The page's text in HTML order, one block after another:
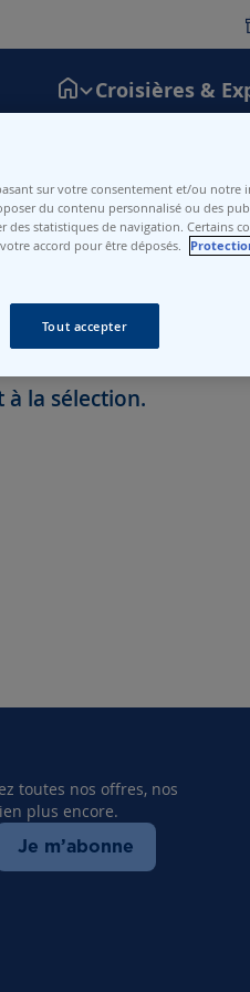
Croisières &
qui centralisent les
la sélection.
toutes nos offres, nos
plus encore.
Je m’abonne
sur votre consentement et/ou notre
du contenu personnalisé ou des
des statistiques de navigation. Certains
accord pour être déposés.
Tout accepter